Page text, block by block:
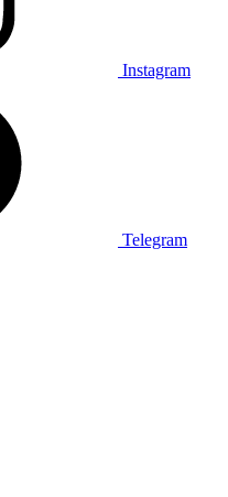
Instagram
Telegram